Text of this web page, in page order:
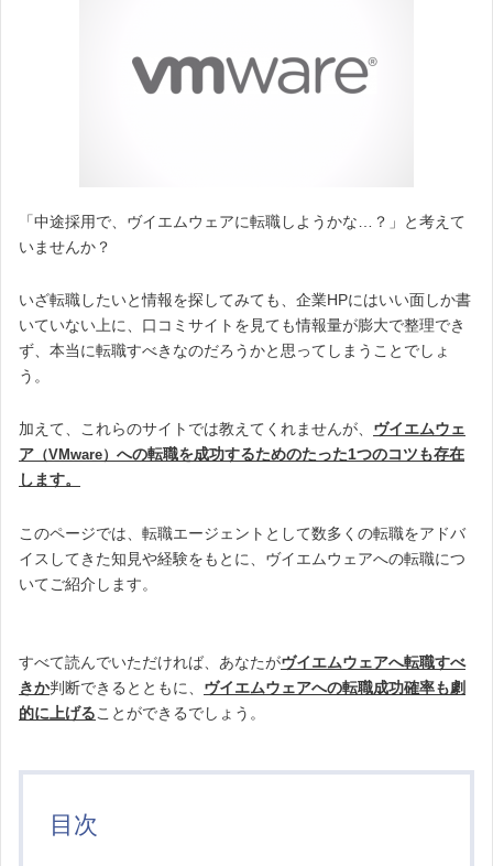
「中途採用で、ヴイエムウェアに転職しようかな…？」と考えて
いませんか？
いざ転職したいと情報を探してみても、企業HPにはいい面しか書
いていない上に、口コミサイトを見ても情報量が膨大で整理でき
ず、本当に転職すべきなのだろうかと思ってしまうことでしょ
う。
加えて、これらのサイトでは教えてくれませんが、 ヴイエムウェ
ア （VMware） への転職を成功するためのたった1つのコツも存在
します。
このページでは、転職エージェントとして数多くの転職をアドバ
イスしてきた知見や経験をもとに、ヴイエムウェアへの転職につ
いてご紹介します。
すべて読んでいただければ、あなたがヴイエムウェアへ転職すべ
きか判断できるとともに、 ヴイエムウェアへの転職成功確率も劇
的に上げることができるでしょう。
目次